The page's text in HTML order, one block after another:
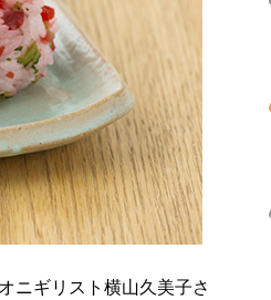
ニギリスト横山久美子さ